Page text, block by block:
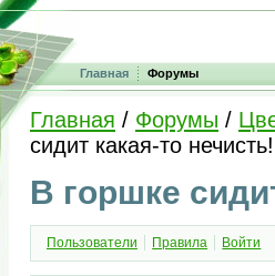
Главная Форумы
Главная / Форумы /
сидит какая-то нечисть!
В горшке
Пользователи Правила Войти